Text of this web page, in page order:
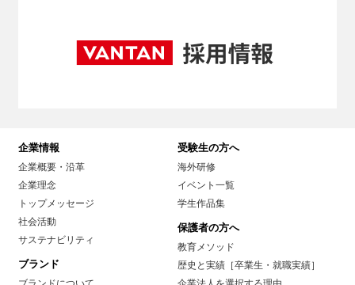
企業情報
企業概要・沿革
企業理念
トップメッセージ
社会活動
サステナビリティ
ブランド
受験生の方へ
海外研修
イベント一覧
学生作品集
保護者の方へ
教育メソッド
歴史と実績［卒業生・就職実績］